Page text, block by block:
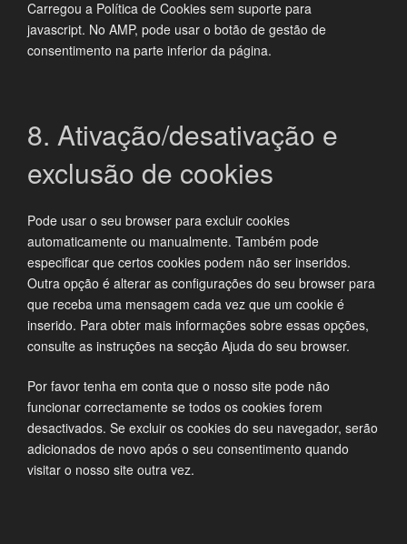
Carregou a Política de Cookies sem suporte para
javascript. No AMP, pode usar o botão de gestão de
consentimento na parte inferior da página.
8. Ativação/desativação e
exclusão de cookies
Pode usar o seu browser para excluir cookies
automaticamente ou manualmente. Também pode
especificar que certos cookies podem não ser inseridos.
Outra opção é alterar as configurações do seu browser para
que receba uma mensagem cada vez que um cookie é
inserido. Para obter mais informações sobre essas opções,
consulte as instruções na secção Ajuda do seu browser.
Por favor tenha em conta que o nosso site pode não
funcionar correctamente se todos os cookies forem
desactivados. Se excluir os cookies do seu navegador, serão
adicionados de novo após o seu consentimento quando
visitar o nosso site outra vez.